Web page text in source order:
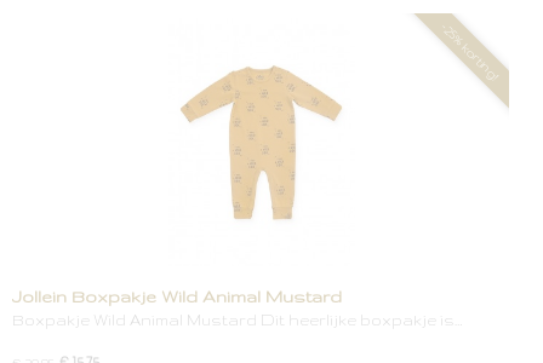
-25% korting!
Jollein Boxpakje Wild Animal Mustard
Boxpakje Wild Animal Mustard Dit heerlijke boxpakje is…